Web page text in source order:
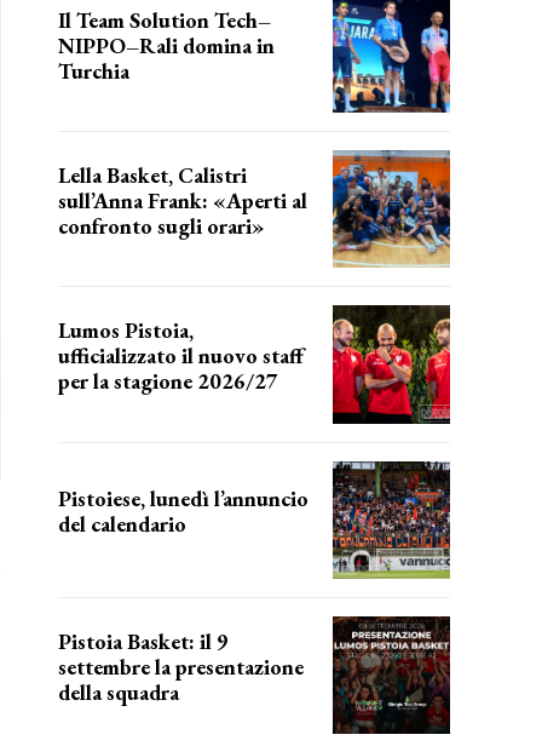
Il Team Solution Tech–
NIPPO–Rali domina in
Turchia
Lella Basket, Calistri
sull’Anna Frank: «Aperti al
confronto sugli orari»
Lumos Pistoia,
ufficializzato il nuovo staff
per la stagione 2026/27
Pistoiese, lunedì l’annuncio
del calendario
Pistoia Basket: il 9
settembre la presentazione
della squadra